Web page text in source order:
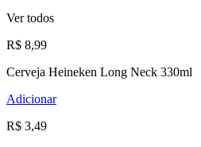
Ver todos
R$ 8,99
Cerveja Heineken Long Neck 330ml
Adicionar
R$ 3,49